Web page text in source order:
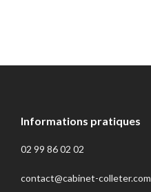
Informations pratiques
02 99 86 02 02
contact@cabinet-colleter.com